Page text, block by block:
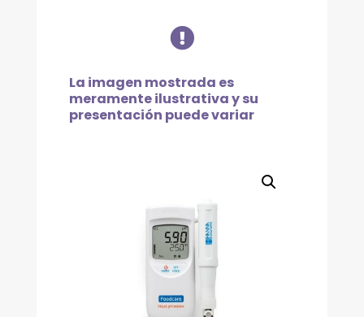

La imagen mostrada es
meramente ilustrativa y su
presentación puede variar